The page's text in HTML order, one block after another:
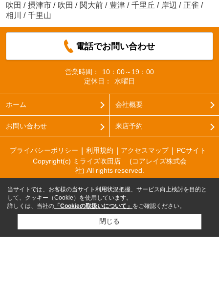
吹田 / 摂津市 / 吹田 / 関大前 / 豊津 / 千里丘 / 岸辺 / 正雀 /
相川 / 千里山
電話でお問い合わせ
営業時間：
10：00～19：00
定休日：
水曜日
ホーム 会社概要
お問い合わせ 来店予約
プライバシーポリシー 利用規約 アクセスマップ
PCサイト
Copyright(c) ミライズ吹田店 (コアレイズ株式会
社) All rights reserved.
当サイトでは、お客様の当サイト利用状況把握、サービス向上検討を目的と
して、クッキー（Cookie）を使用しています。
詳しくは、当社の 「Cookieの取扱いについて」 をご確認ください。
閉じる